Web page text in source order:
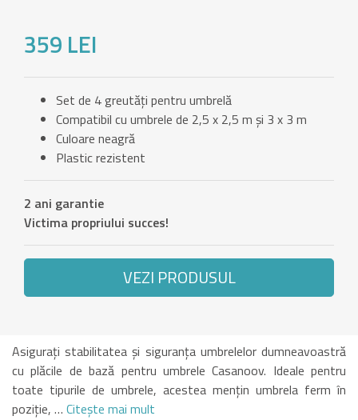
359 LEI
Set de 4 greutăți pentru umbrelă
Compatibil cu umbrele de 2,5 x 2,5 m și 3 x 3 m
Culoare neagră
Plastic rezistent
2 ani garantie
Victima propriului succes!
VEZI PRODUSUL
Asigurați stabilitatea și siguranța umbrelelor dumneavoastră
cu plăcile de bază pentru umbrele Casanoov. Ideale pentru
toate tipurile de umbrele, acestea mențin umbrela ferm în
poziție, … Citeşte mai mult